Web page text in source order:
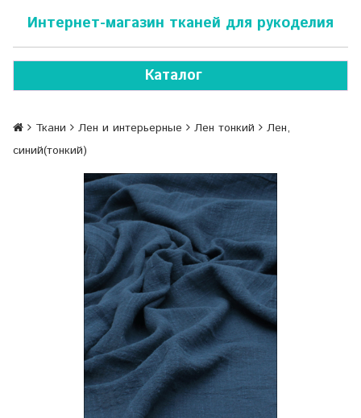
Интернет-магазин тканей для рукоделия
Каталог
Ткани Лен и интерьерные Лен тонкий
Лен,
синий(тонкий)